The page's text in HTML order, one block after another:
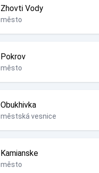
Zhovti Vody
město
Pokrov
město
Obukhivka
městská vesnice
Kamianske
město